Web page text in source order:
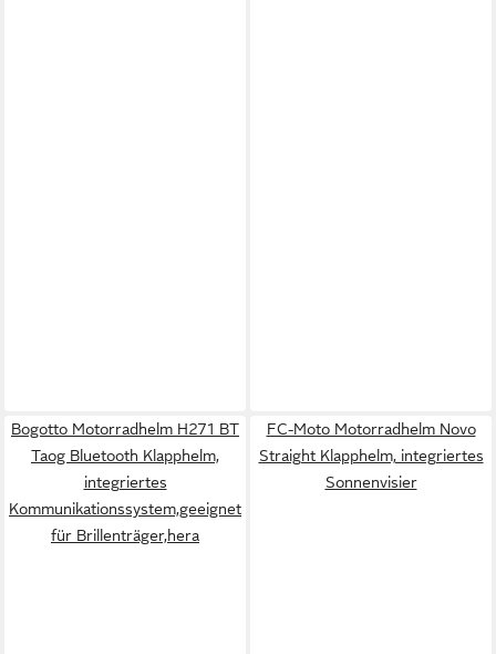
Bogotto Motorradhelm H271 BT
Taog Bluetooth Klapphelm,
integriertes
Kommunikationssystem,geeignet
für Brillenträger,hera
FC-Moto Motorradhelm Novo
Straight Klapphelm, integriertes
Sonnenvisier